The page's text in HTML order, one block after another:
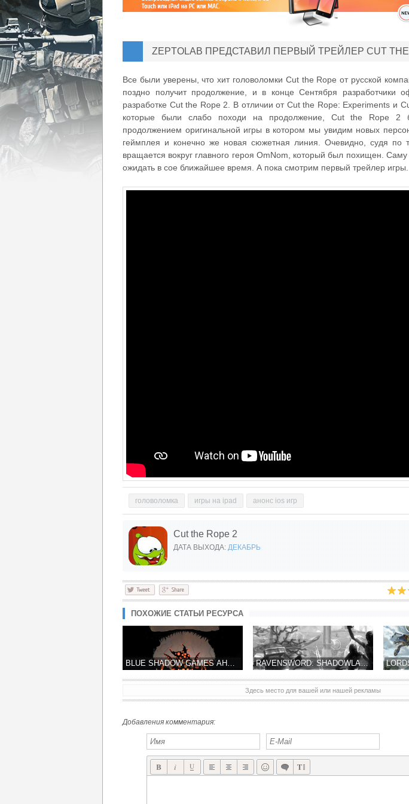
ZEPTOLAB ПРЕДСТАВИЛ ПЕРВЫЙ ТРЕЙЛЕР CUT THE
Все были уверены, что хит головоломки Cut the Rope от русской
поздно получит продолжение, и в конце Сентября разработчики
разработке Cut the Rope 2. В отличии от Cut the Rope: Experiments и
которые были слабо походи на продолжение, Cut the Rope 2
продолжением оригинальной игры в котором мы увидим новых
геймплея и конечно же новая сюжетная линия. Очевидно, судя по
вращается вокруг главного героя OmNom, который был похищен.
ожидать в сое ближайшее время. А пока смотрим первый трейлер игры.
головоломка игры на ipad анонс ios игр
Cut the Rope 2
ДАТА ВЫХОДА: ДЕКАБРЬ
ПОХОЖИЕ СТАТЬИ РЕСУРСА
BLUE SHADOW GAMES АНОНСИРОВАЛ NAUGHT 2 – ИСТОРИЯ ПОДЗЕМЕЛЬЯ ПРОДОЛЖАЕТСЯ! RAVENSWORD: SHADOWLANDS ПОД HALLOWEEN ПОЛУЧИТ КРУПНОЕ ОБНОВЛЕНИЕ
Здесь место для вашей или нашей рекламы
Добавления комментария: